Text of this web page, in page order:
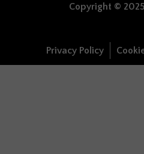
Copyright ©
Privacy Policy